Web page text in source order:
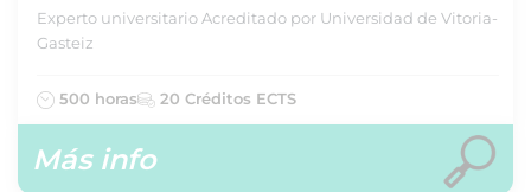
Experto universitario Acreditado por Universidad de Vitoria-
Gasteiz
500 horas 20 Créditos ECTS
Más info